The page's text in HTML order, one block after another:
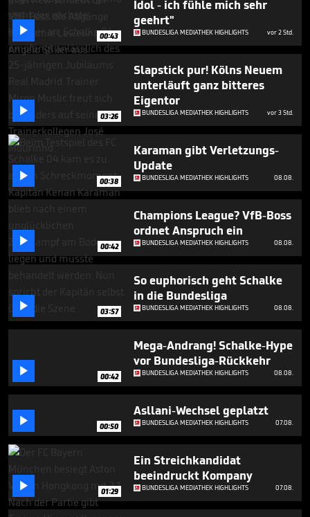
seconds
 00:43
Idol - ich fühle mich sehr
geehrt"
BUNDESLIGA MEDIATHEK HIGHLIGHTS vor 2 Std.
 03:26
Slapstick pur! Kölns Neuem
unterläuft ganz bitteres
Eigentor
BUNDESLIGA MEDIATHEK HIGHLIGHTS vor 3 Std.
 00:38
Karaman gibt Verletzungs-
Update
BUNDESLIGA MEDIATHEK HIGHLIGHTS 08.08.
 00:42
Champions League? VfB-Boss
ordnet Anspruch ein
BUNDESLIGA MEDIATHEK HIGHLIGHTS 08.08.
 03:57
So euphorisch geht Schalke
in die Bundesliga
BUNDESLIGA MEDIATHEK HIGHLIGHTS 08.08.
 00:42
Mega-Andrang! Schalke-Hype
vor Bundesliga-Rückkehr
BUNDESLIGA MEDIATHEK HIGHLIGHTS 08.08.
 00:50
Asllani-Wechsel geplatzt
BUNDESLIGA MEDIATHEK HIGHLIGHTS 07.08.
 01:29
Ein Streichkandidat
beeindruckt Kompany
BUNDESLIGA MEDIATHEK HIGHLIGHTS 07.08.